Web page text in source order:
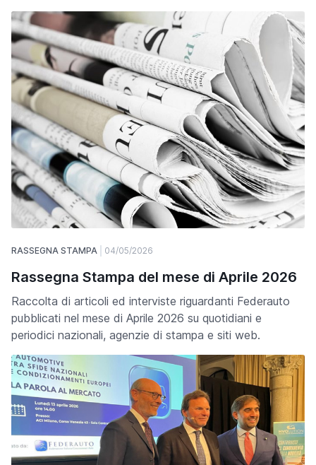
RASSEGNA STAMPA 04/05/2026
Rassegna Stampa del mese di Aprile 2026
Raccolta di articoli ed interviste riguardanti Federauto
pubblicati nel mese di Aprile 2026 su quotidiani e
periodici nazionali, agenzie di stampa e siti web.